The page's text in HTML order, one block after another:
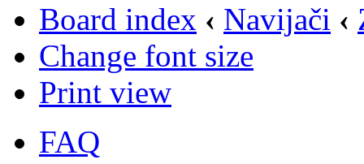
Board index ‹ Navijači ‹
Change font size
Print view
FAQ